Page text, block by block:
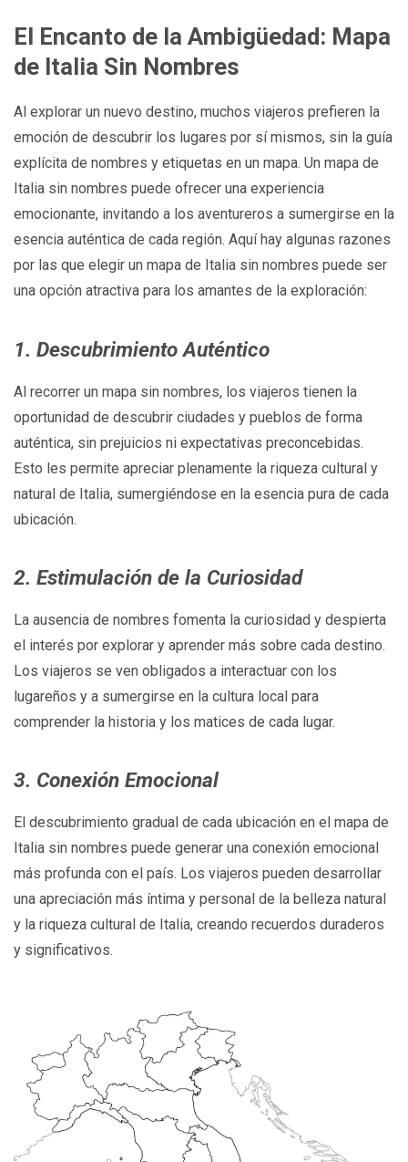
El Encanto de la Ambigüedad: Mapa
de Italia Sin Nombres
Al explorar un nuevo destino, muchos viajeros prefieren la
emoción de descubrir los lugares por sí mismos, sin la guía
explícita de nombres y etiquetas en un mapa. Un mapa de
Italia sin nombres puede ofrecer una experiencia
emocionante, invitando a los aventureros a sumergirse en la
esencia auténtica de cada región. Aquí hay algunas razones
por las que elegir un mapa de Italia sin nombres puede ser
una opción atractiva para los amantes de la exploración:
1. Descubrimiento Auténtico
Al recorrer un mapa sin nombres, los viajeros tienen la
oportunidad de descubrir ciudades y pueblos de forma
auténtica, sin prejuicios ni expectativas preconcebidas.
Esto les permite apreciar plenamente la riqueza cultural y
natural de Italia, sumergiéndose en la esencia pura de cada
ubicación.
2. Estimulación de la Curiosidad
La ausencia de nombres fomenta la curiosidad y despierta
el interés por explorar y aprender más sobre cada destino.
Los viajeros se ven obligados a interactuar con los
lugareños y a sumergirse en la cultura local para
comprender la historia y los matices de cada lugar.
3. Conexión Emocional
El descubrimiento gradual de cada ubicación en el mapa de
Italia sin nombres puede generar una conexión emocional
más profunda con el país. Los viajeros pueden desarrollar
una apreciación más íntima y personal de la belleza natural
y la riqueza cultural de Italia, creando recuerdos duraderos
y significativos.